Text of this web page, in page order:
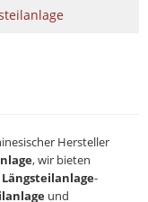
Hersteller
, wir bieten
-
und